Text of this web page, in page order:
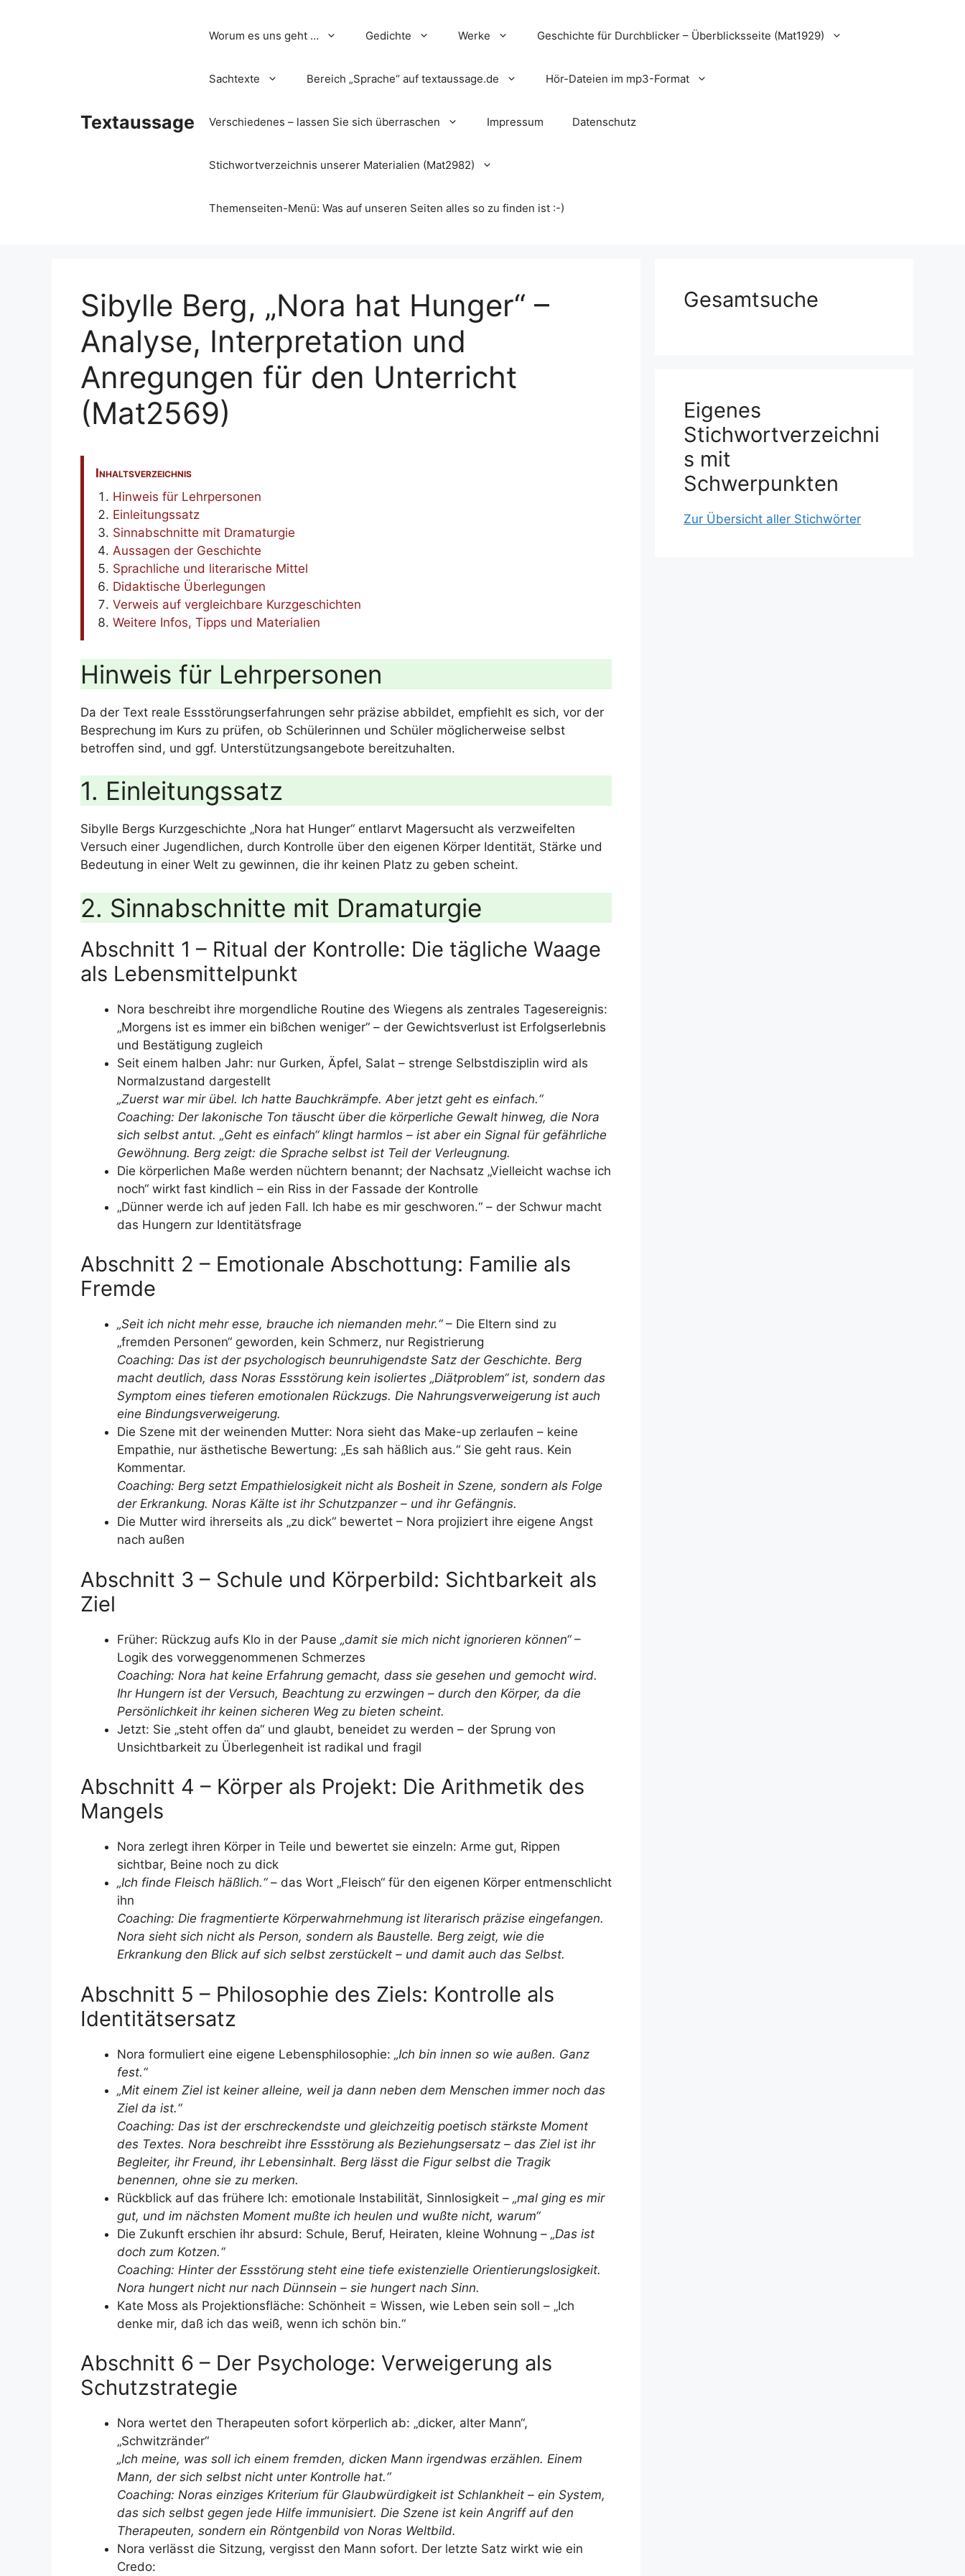
Textaussage
Worum es uns geht … Gedichte Werke Geschichte für Durchblicker – Überblicksseite (Mat1929)
Sachtexte Bereich „Sprache“ auf textaussage.de Hör-Dateien im mp3-Format
Verschiedenes – lassen Sie sich überraschen Impressum Datenschutz
Stichwortverzeichnis unserer Materialien (Mat2982)
Themenseiten-Menü: Was auf unseren Seiten alles so zu finden ist :-)
Sibylle Berg, „Nora hat Hunger“ –
Analyse, Interpretation und
Anregungen für den Unterricht
(Mat2569)
Inhaltsverzeichnis
Hinweis für Lehrpersonen
Einleitungssatz
Sinnabschnitte mit Dramaturgie
Aussagen der Geschichte
Sprachliche und literarische Mittel
Didaktische Überlegungen
Verweis auf vergleichbare Kurzgeschichten
Weitere Infos, Tipps und Materialien
Hinweis für Lehrpersonen
Da der Text reale Essstörungserfahrungen sehr präzise abbildet, empfiehlt es sich, vor der
Besprechung im Kurs zu prüfen, ob Schülerinnen und Schüler möglicherweise selbst
betroffen sind, und ggf. Unterstützungsangebote bereitzuhalten.
1. Einleitungssatz
Sibylle Bergs Kurzgeschichte „Nora hat Hunger“ entlarvt Magersucht als verzweifelten
Versuch einer Jugendlichen, durch Kontrolle über den eigenen Körper Identität, Stärke und
Bedeutung in einer Welt zu gewinnen, die ihr keinen Platz zu geben scheint.
2. Sinnabschnitte mit Dramaturgie
Abschnitt 1 – Ritual der Kontrolle: Die tägliche Waage
als Lebensmittelpunkt
Nora beschreibt ihre morgendliche Routine des Wiegens als zentrales Tagesereignis:
„Morgens ist es immer ein bißchen weniger“ – der Gewichtsverlust ist Erfolgserlebnis
und Bestätigung zugleich
Seit einem halben Jahr: nur Gurken, Äpfel, Salat – strenge Selbstdisziplin wird als
Normalzustand dargestellt
„Zuerst war mir übel. Ich hatte Bauchkrämpfe. Aber jetzt geht es einfach.“
Coaching: Der lakonische Ton täuscht über die körperliche Gewalt hinweg, die Nora
sich selbst antut. „Geht es einfach“ klingt harmlos – ist aber ein Signal für gefährliche
Gewöhnung. Berg zeigt: die Sprache selbst ist Teil der Verleugnung.
Die körperlichen Maße werden nüchtern benannt; der Nachsatz „Vielleicht wachse ich
noch“ wirkt fast kindlich – ein Riss in der Fassade der Kontrolle
„Dünner werde ich auf jeden Fall. Ich habe es mir geschworen.“ – der Schwur macht
das Hungern zur Identitätsfrage
Abschnitt 2 – Emotionale Abschottung: Familie als
Fremde
„Seit ich nicht mehr esse, brauche ich niemanden mehr.“– Die Eltern sind zu
„fremden Personen“ geworden, kein Schmerz, nur Registrierung
Coaching: Das ist der psychologisch beunruhigendste Satz der Geschichte. Berg
macht deutlich, dass Noras Essstörung kein isoliertes „Diätproblem“ ist, sondern das
Symptom eines tieferen emotionalen Rückzugs. Die Nahrungsverweigerung ist auch
eine Bindungsverweigerung.
Die Szene mit der weinenden Mutter: Nora sieht das Make-up zerlaufen – keine
Empathie, nur ästhetische Bewertung: „Es sah häßlich aus.“ Sie geht raus. Kein
Kommentar.
Coaching: Berg setzt Empathielosigkeit nicht als Bosheit in Szene, sondern als Folge
der Erkrankung. Noras Kälte ist ihr Schutzpanzer – und ihr Gefängnis.
Die Mutter wird ihrerseits als „zu dick“ bewertet – Nora projiziert ihre eigene Angst
nach außen
Abschnitt 3 – Schule und Körperbild: Sichtbarkeit als
Ziel
Früher: Rückzug aufs Klo in der Pause „damit sie mich nicht ignorieren können“–
Logik des vorweggenommenen Schmerzes
Coaching: Nora hat keine Erfahrung gemacht, dass sie gesehen und gemocht wird.
Ihr Hungern ist der Versuch, Beachtung zu erzwingen – durch den Körper, da die
Persönlichkeit ihr keinen sicheren Weg zu bieten scheint.
Jetzt: Sie „steht offen da“ und glaubt, beneidet zu werden – der Sprung von
Unsichtbarkeit zu Überlegenheit ist radikal und fragil
Abschnitt 4 – Körper als Projekt: Die Arithmetik des
Mangels
Nora zerlegt ihren Körper in Teile und bewertet sie einzeln: Arme gut, Rippen
sichtbar, Beine noch zu dick
„Ich finde Fleisch häßlich.“– das Wort „Fleisch“ für den eigenen Körper entmenschlicht
ihn
Coaching: Die fragmentierte Körperwahrnehmung ist literarisch präzise eingefangen.
Nora sieht sich nicht als Person, sondern als Baustelle. Berg zeigt, wie die
Erkrankung den Blick auf sich selbst zerstückelt – und damit auch das Selbst.
Abschnitt 5 – Philosophie des Ziels: Kontrolle als
Identitätsersatz
Nora formuliert eine eigene Lebensphilosophie: „Ich bin innen so wie außen. Ganz
fest.“
„Mit einem Ziel ist keiner alleine, weil ja dann neben dem Menschen immer noch das
Ziel da ist.“
Coaching: Das ist der erschreckendste und gleichzeitig poetisch stärkste Moment
des Textes. Nora beschreibt ihre Essstörung als Beziehungsersatz – das Ziel ist ihr
Begleiter, ihr Freund, ihr Lebensinhalt. Berg lässt die Figur selbst die Tragik
benennen, ohne sie zu merken.
Rückblick auf das frühere Ich: emotionale Instabilität, Sinnlosigkeit – „mal ging es mir
gut, und im nächsten Moment mußte ich heulen und wußte nicht, warum“
Die Zukunft erschien ihr absurd: Schule, Beruf, Heiraten, kleine Wohnung – „Das ist
doch zum Kotzen.“
Coaching: Hinter der Essstörung steht eine tiefe existenzielle Orientierungslosigkeit.
Nora hungert nicht nur nach Dünnsein – sie hungert nach Sinn.
Kate Moss als Projektionsfläche: Schönheit = Wissen, wie Leben sein soll – „Ich
denke mir, daß ich das weiß, wenn ich schön bin.“
Abschnitt 6 – Der Psychologe: Verweigerung als
Schutzstrategie
Nora wertet den Therapeuten sofort körperlich ab: „dicker, alter Mann“,
„Schwitzränder“
„Ich meine, was soll ich einem fremden, dicken Mann irgendwas erzählen. Einem
Mann, der sich selbst nicht unter Kontrolle hat.“
Coaching: Noras einziges Kriterium für Glaubwürdigkeit ist Schlankheit – ein System,
das sich selbst gegen jede Hilfe immunisiert. Die Szene ist kein Angriff auf den
Therapeuten, sondern ein Röntgenbild von Noras Weltbild.
Nora verlässt die Sitzung, vergisst den Mann sofort. Der letzte Satz wirkt wie ein
Credo:
Gesamtsuche
Eigenes
Stichwortverzeichni
s mit
Schwerpunkten
Zur Übersicht aller Stichwörter